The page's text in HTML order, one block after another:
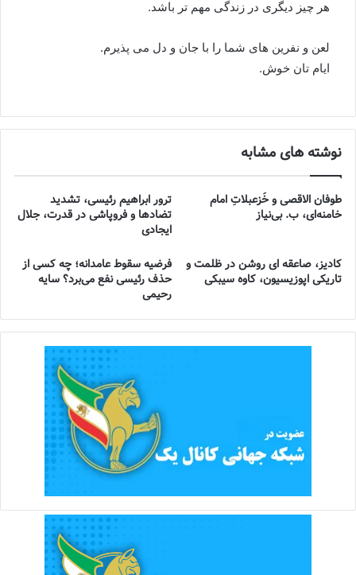
هر چیز دیگری در زندگی مهم تر باشد.
لعن و نفرین های شما را با جان و دل می پذیرم.
ایام تان خوش.
نوشته های مشابه
طوفان الاقصی و خُزعبلاتِ امام
خامنه‌ای، ب. بی‌نیاز
ترور ابراهیم رئیسی، تشدید
تضادها و فروپاشی در قدرت، جلال
ایجادی
کادیز، صاعقه ای روشن در ظلمت و
تاریکی اپوزیسیون، کاوه سیبکی
فرضیه سقوط عامدانه؛ چه کسی از
حذف رئیسی نفع می‌برد؟ سایه
رحیمی